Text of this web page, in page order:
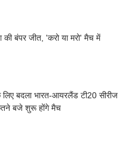
की बंपर जीत, 'करो या मरो' मैच में
बदला भारत-आयरलैंड टी20 सीरीज
बजे शुरू होंगे मैच